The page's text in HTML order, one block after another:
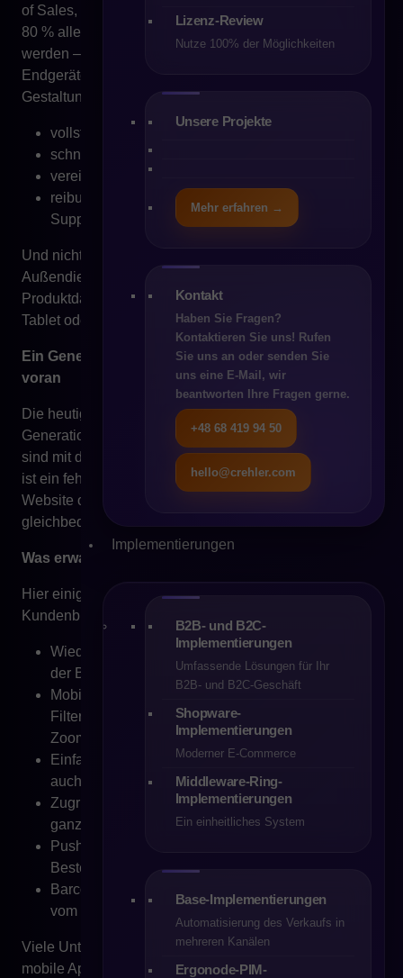
Lizenz-Review
Nutze 100% der Möglichkeiten
Unsere Projekte
Mehr erfahren →
Kontakt
Haben Sie Fragen?
Kontaktieren Sie uns! Rufen
Sie uns an oder senden Sie
uns eine E-Mail, wir
beantworten Ihre Fragen gerne.
+48 68 419 94 50
hello@crehler.com
Implementierungen
B2B- und B2C-
Implementierungen
Umfassende Lösungen für Ihr
B2B- und B2C-Geschäft
Shopware-
Implementierungen
Moderner E-Commerce
Middleware-Ring-
Implementierungen
Ein einheitliches System
Base-Implementierungen
Automatisierung des Verkaufs in
mehreren Kanälen
Ergonode-PIM-
of Sales, 2021-2025“, dass bis zum Jahr 2025 mehr als
80 % aller B2B-Verkaufsinteraktionen digital stattfinden
werden – ein bedeutender Teil davon auf mobilen
Endgeräten. Das erfordert ein Umdenken in der
Gestaltung von Plattformen:
vollständig responsive Benutzeroberflächen,
schnelle Ladezeiten,
vereinfachte Bestellprozesse,
reibungsloses Login und nutzerfreundlicher
Support.
Und nicht nur die Endkunden sind betroffen – auch der
Außendienst braucht zunehmend mobilen Zugriff auf
Produktdaten, Lagerbestände oder Angebote direkt vom
Tablet oder Smartphone.
Ein Generationenwechsel treibt neue Erwartungen
voran
Die heutigen B2B-Einkäufer gehören immer häufiger der
Generation Y an – den sogenannten Millennials. Sie
sind mit digitalen Technologien aufgewachsen. Für sie
ist ein fehlendes mobiles Angebot, eine langsame
Website oder ein umständlicher Bestellvorgang
gleichbedeutend mit mangelnder Professionalität.
Was erwarten B2B-Kunden auf mobilen Geräten?
Hier einige Anforderungen, die immer häufiger in
Kundenbriefings genannt werden:
Wiederbestellungen mit nur einem Klick – direkt aus
der Bestellhistorie oder über eine Einkaufsliste.
Mobiler Produktkatalog mit intelligenter
Filterfunktion – optimiert für mobile Nutzung ohne
Zoomen oder horizontales Scrollen.
Einfache Kontakt- und Anfrageformulare (RFQ) –
auch unterwegs schnell auszufüllen.
Zugriff auf Rechnungen und Bestellhistorie – für
ganze Einkaufsteams, jederzeit verfügbar.
Push- oder SMS-Benachrichtigungen zum
Bestellstatus – ohne Login ins System.
Barcode-Scanning und Sofortbestellung – direkt
vom Lager oder der Produktion aus.
Viele Unternehmen setzen mittlerweile auf eigene
mobile Apps, die nicht nur den Bestellprozess